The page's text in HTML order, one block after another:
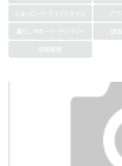
ショッピング・ライフスタイル
ア
暮らしサポート・デリバリー
建
冠婚葬祭